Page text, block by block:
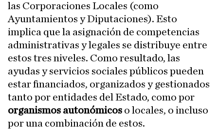
las Corporaciones Locales (como
Ayuntamientos y Diputaciones). Esto
implica que la asignación de competencias
administrativas y legales se distribuye entre
estos tres niveles. Como resultado, las
ayudas y servicios sociales públicos pueden
estar financiados, organizados y gestionados
tanto por entidades del Estado, como por
organismos autonómicos o locales, o incluso
por una combinación de estos.